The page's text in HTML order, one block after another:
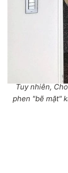
Tuy nhiên,
phen "bẽ mặt"